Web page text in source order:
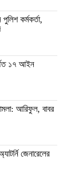
কর্মকর্তা,
১৭ আইন
আরিফুল, বাবর
জেনারেলের